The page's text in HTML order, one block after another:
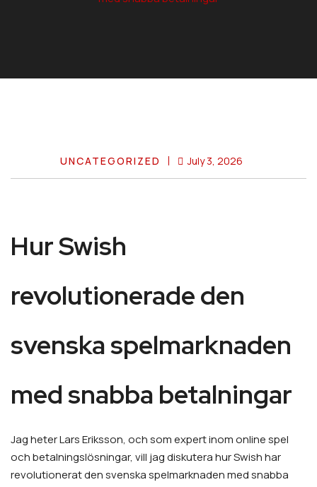
UNCATEGORIZED July 3, 2026
Hur Swish
revolutionerade den
svenska spelmarknaden
med snabba betalningar
Jag heter Lars Eriksson, och som expert inom online spel
och betalningslösningar, vill jag diskutera hur Swish har
revolutionerat den svenska spelmarknaden med snabba